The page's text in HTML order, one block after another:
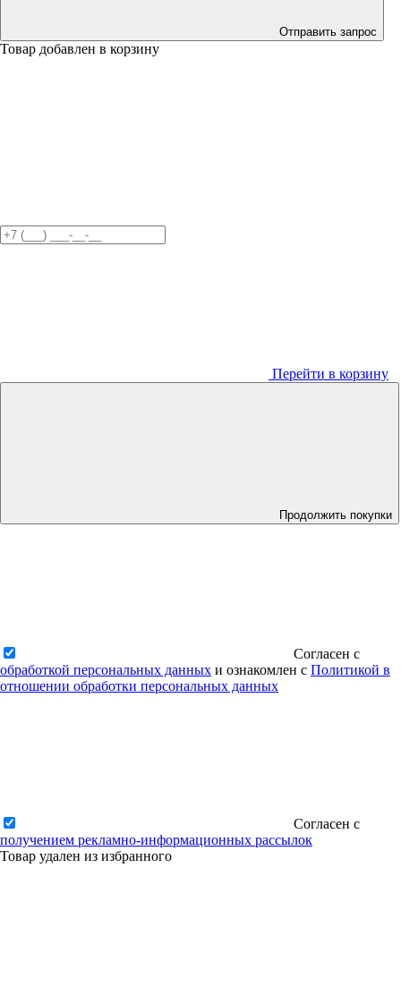
Отправить запрос
Товар добавлен в корзину
Перейти в корзину
Продолжить покупки
Согласен с
обработкой персональных данных и ознакомлен с Политикой в
отношении обработки персональных данных
Согласен с
получением рекламно-информационных рассылок
Товар удален из избранного